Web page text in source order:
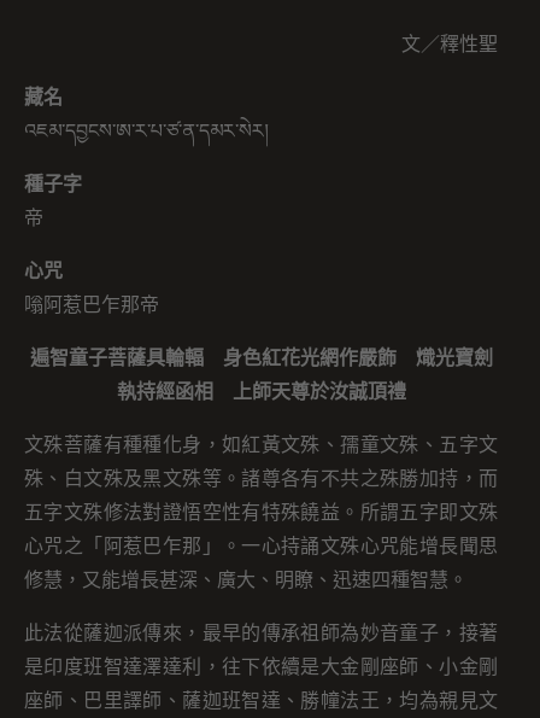
文／釋性聖
藏名
འཇམ་དབྱངས་ཨ་ར་པ་ཙ་ན་དམར་སེར།
種子字
帝
心咒
嗡阿惹巴乍那帝
遍智童子菩薩具輪輻 身色紅花光網作嚴飾 熾光寶劍
執持經函相 上師天尊於汝誠頂禮
文殊菩薩有種種化身，如紅黃文殊、孺童文殊、五字文
殊、白文殊及黑文殊等。諸尊各有不共之殊勝加持，而
五字文殊修法對證悟空性有特殊饒益。所謂五字即文殊
心咒之「阿惹巴乍那」。一心持誦文殊心咒能增長聞思
修慧，又能增長甚深、廣大、明瞭、迅速四種智慧。
此法從薩迦派傳來，最早的傳承祖師為妙音童子，接著
是印度班智達澤達利，往下依續是大金剛座師、小金剛
座師、巴里譯師、薩迦班智達、勝幢法王，均為親見文